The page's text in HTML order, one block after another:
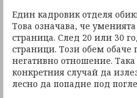
Един кадровик отделя
Това означава, че
страница. След 20 или 30
страници. Този обем обаче
негативно отношение.
конкретния случай да
лесно да попадне под